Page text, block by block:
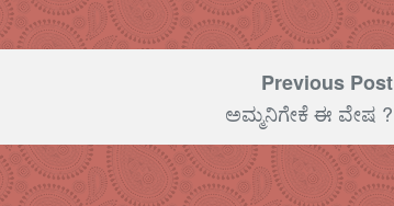
Previous Post
ಅಮ್ಮನಿಗೇಕೆ ಈ ವೇಷ ?